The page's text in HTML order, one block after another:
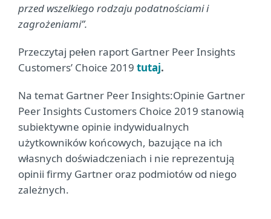
przed wszelkiego rodzaju podatnościami i
zagrożeniami”.
Przeczytaj pełen raport Gartner Peer Insights
Customers’ Choice 2019 tutaj.
Na temat Gartner Peer Insights:Opinie Gartner
Peer Insights Customers Choice 2019 stanowią
subiektywne opinie indywidualnych
użytkowników końcowych, bazujące na ich
własnych doświadczeniach i nie reprezentują
opinii firmy Gartner oraz podmiotów od niego
zależnych.